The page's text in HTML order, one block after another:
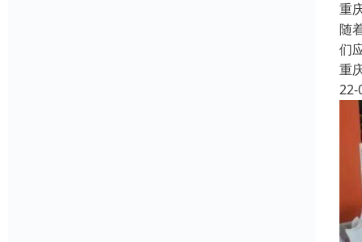
重
随
们
重
22-